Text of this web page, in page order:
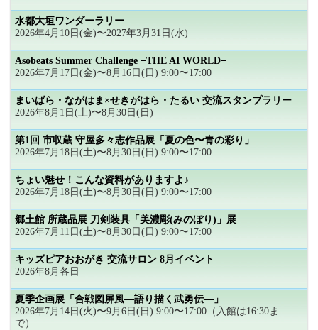
水都大垣ワンダーラリー
2026年4月10日(金)〜2027年3月31日(水)
Asobeats Summer Challenge −THE AI WORLD−
2026年7月17日(金)〜8月16日(日) 9:00〜17:00
まいばら・ながはま×せきがはら・たるい 交流スタンプラリー
2026年8月1日(土)〜8月30日(日)
第1回 市収蔵 守屋多々志作品展「夏の色〜青の彩り」
2026年7月18日(土)〜8月30日(日) 9:00〜17:00
ちょい魅せ！こんな資料がありますよ♪
2026年7月18日(土)〜8月30日(日) 9:00〜17:00
郷土館 所蔵品展 刀剣装具「美濃彫(みのぼり)」展
2026年7月11日(土)〜8月30日(日) 9:00〜17:00
キッズピアおおがき 交流サロン 8月イベント
2026年8月各日
夏季企画展「合戦図屏風―語り描く武勇伝―」
2026年7月14日(火)〜9月6日(日) 9:00〜17:00（入館は16:30ま
で）